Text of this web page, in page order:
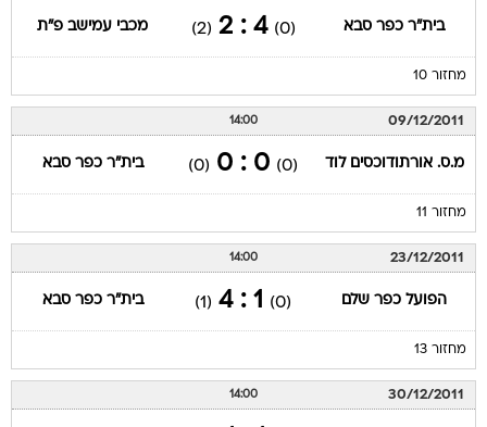
בית"ר כפר סבא (0)
4 : 2
(2) מכבי עמישב פ"ת
מחזור 10
09/12/2011
14:00
מ.ס. אורתודוכסים לוד (0)
0 : 0
(0) בית"ר כפר סבא
מחזור 11
23/12/2011
14:00
הפועל כפר שלם (0)
1 : 4
(1) בית"ר כפר סבא
מחזור 13
30/12/2011
14:00